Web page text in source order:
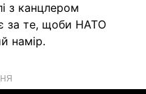
з канцлером
за те, щоби НАТО
намір.